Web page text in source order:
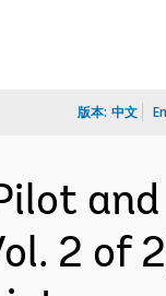
版本: 中文
2 of